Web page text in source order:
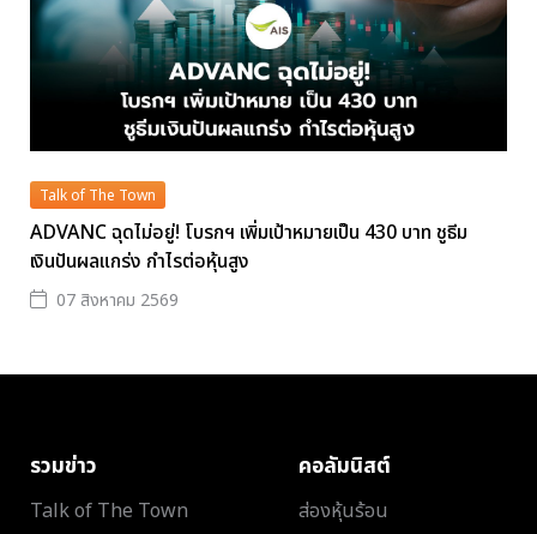
Talk of The Town
ADVANC ฉุดไม่อยู่! โบรกฯ เพิ่มเป้าหมายเป็น 430 บาท ชูธีม
เงินปันผลแกร่ง กำไรต่อหุ้นสูง
07 สิงหาคม 2569
รวมข่าว
Talk of The Town
คอลัมนิสต์
ส่องหุ้นร้อน